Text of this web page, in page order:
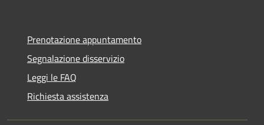
Prenotazione appuntamento
Segnalazione disservizio
Leggi le FAQ
Richiesta assistenza